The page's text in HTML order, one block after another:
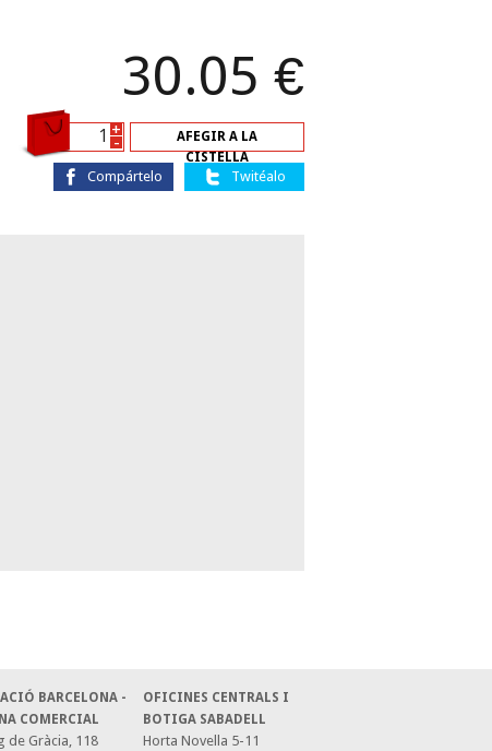
30.05 €
AFEGIR A LA
CISTELLA
+
-
Compártelo Twitéalo
OFICINES CENTRALS I
BOTIGA SABADELL
Horta Novella 5-11
BARCELONA -
COMERCIAL
de Gràcia, 118